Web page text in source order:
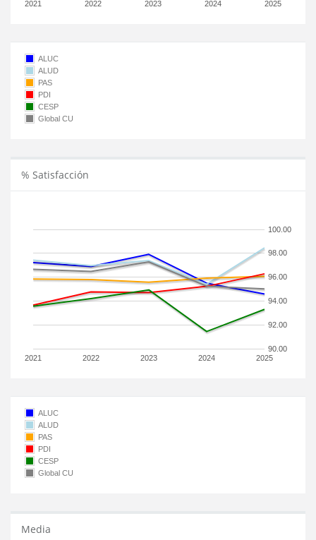
2021 2022 2023 2024 2025
ALUC
ALUD
PAS
PDI
CESP
Global CU
% Satisfacción
2021 2022 2023 2024 2025
90.00
92.00
94.00
96.00
98.00
100.00
ALUC
ALUD
PAS
PDI
CESP
Global CU
Media